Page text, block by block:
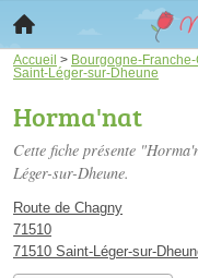
Accueil > Bourgogne-Franche-
Saint-Léger-sur-Dheune
Horma'nat
Cette fiche présente
Léger-sur-Dheune.
Route de Chagny
71510
71510 Saint-Léger-sur-